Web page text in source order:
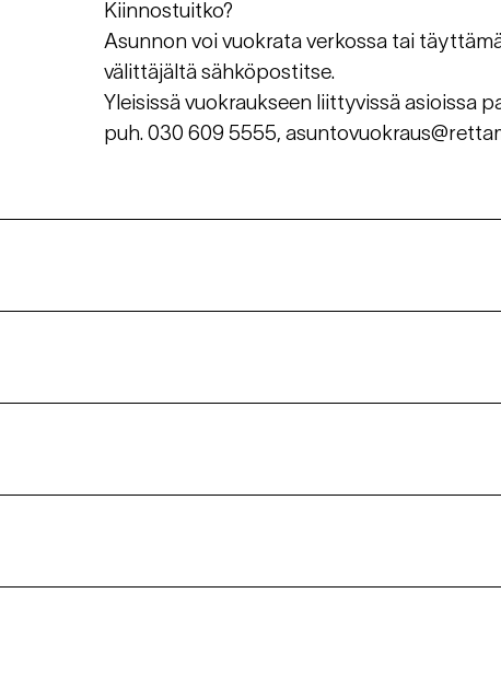
Kiinnostuitko?
Asunnon voi vuokrata verkossa tai
välittäjältä sähköpostitse.
Yleisissä vuokraukseen liittyvissä asioissa
puh. 030 609 5555,